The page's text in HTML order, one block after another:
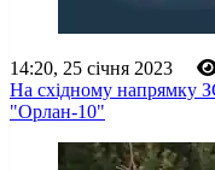
14:20, 25 січня 2023
На східному напрямку
"Орлан-10"